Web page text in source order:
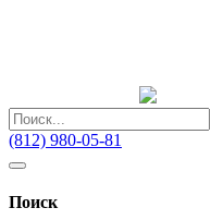
(812) 980-05-81
Поиск